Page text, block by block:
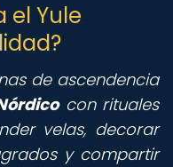
el Yule
de ascendencia
con rituales
velas, decorar
y compartir